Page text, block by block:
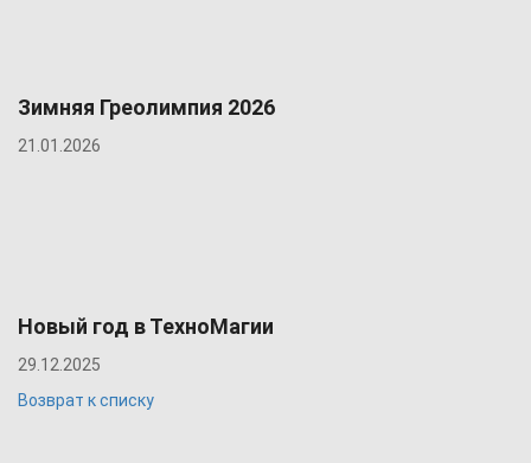
Зимняя Греолимпия 2026
21.01.2026
Новый год в ТехноМагии
29.12.2025
Возврат к списку